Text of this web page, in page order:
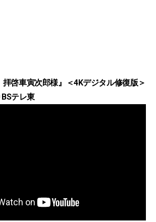
啓車寅次郎様』＜4Kデジタル修復版＞
テレ東